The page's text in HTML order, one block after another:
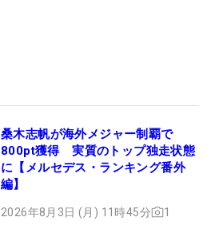
桑木志帆が海外メジャー制覇で
800pt獲得 実質のトップ独走状態
に【メルセデス・ランキング番外
編】
2026年8月3日 (月) 11時45分 1